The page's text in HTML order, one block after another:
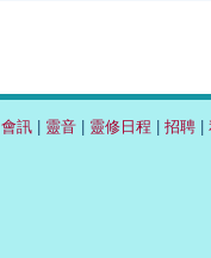
會訊 | 靈音 | 靈修日程 | 招聘 |